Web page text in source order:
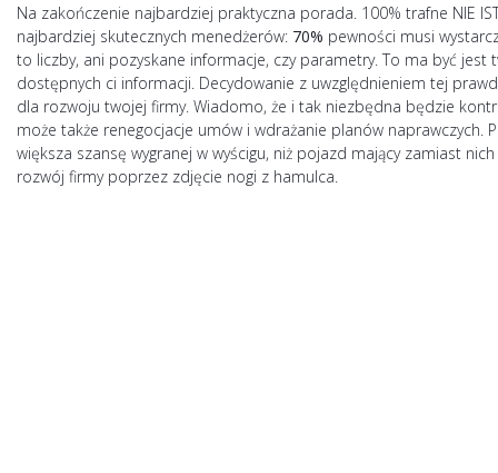
Na zakończenie najbardziej praktyczna porada. 100% trafne NIE
najbardziej skutecznych menedżerów: 70% pewności musi
to liczby, ani pozyskane informacje, czy parametry. To ma być jest
dostępnych ci informacji. Decydowanie z uwzględnieniem tej
dla rozwoju twojej firmy. Wiadomo, że i tak niezbędna będzie
może także renegocjacje umów i wdrażanie planów
większa szansę wygranej w wyścigu, niż pojazd mający zamiast
rozwój firmy poprzez zdjęcie nogi z hamulca.